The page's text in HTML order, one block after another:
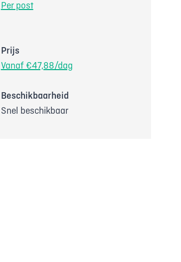
Per post
Prijs
Vanaf €47,88/dag
Beschikbaarheid
Snel beschikbaar